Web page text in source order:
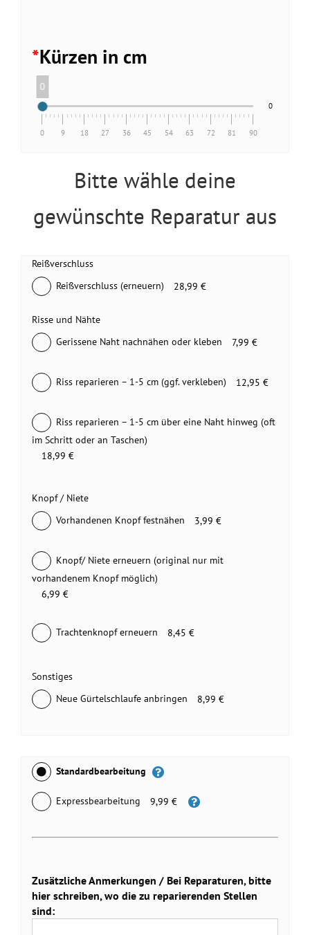
*Kürzen in cm
0
0 9 18 27 36 45 54 63 72 81 90
0
Bitte wähle deine
gewünschte Reparatur aus
Reißverschluss
Reißverschluss (erneuern)
28,99 €
Risse und Nähte
Gerissene Naht nachnähen oder kleben
7,99 €
Riss reparieren – 1-5 cm (ggf. verkleben) 12,95 €
Riss reparieren – 1-5 cm über eine Naht hinweg (oft
im Schritt oder an Taschen)
18,99 €
Knopf / Niete
Vorhandenen Knopf festnähen
3,99 €
Knopf/ Niete erneuern (original nur mit
vorhandenem Knopf möglich)
6,99 €
Trachtenknopf erneuern 8,45 €
Sonstiges
Neue Gürtelschlaufe anbringen
8,99 €
Standardbearbeitung
Expressbearbeitung 9,99 €
Zusätzliche Anmerkungen / Bei Reparaturen, bitte
hier schreiben, wo die zu reparierenden Stellen
sind: